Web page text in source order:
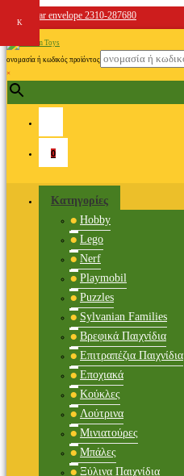
2310-287680
ονομασία ή κωδικός προϊόντος
×
0
Κατηγορίες
Hobby
Lego
Nerf
Playmobil
Puzzles
Sylvanian Families
Βρεφικά Παιχνίδια
Επιτραπέζια Παιχνίδια
Εποχιακά
Κούκλες
Λούτρινα
Μινιατούρες
Μπάλες
Ξύλινα Παιχνίδια